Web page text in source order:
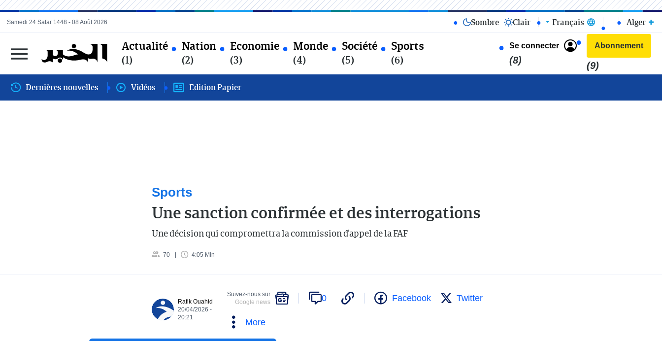
Actualité
(1)
Nation
(2)
Economie
(3)
Monde
(4)
Société
(5)
Sports
(6)
Se connecter
(8)
Abonnement
(9)
Samedi 24 Safar 1448 - 08 Août 2026 Sombre Clair Français Alger
Dernières nouvelles Vidéos Edition Papier
Sports
Une sanction confirmée et des interrogations
Une décision qui compromettra la commission d’appel de la FAF
70 4:05 Min
Rafik Ouahid
20/04/2026 -
20:21
Suivez-nous sur
Google news
0 Facebook Twitter
More